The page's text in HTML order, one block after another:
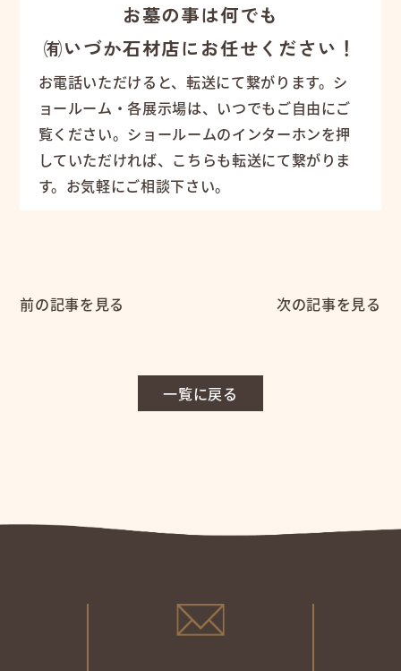
お墓の事は何でも
㈲いづか石材店にお任せください！
お電話いただけると、転送にて繋がります。シ
ョールーム・各展示場は、いつでもご自由にご
覧ください。ショールームのインターホンを押
していただければ、こちらも転送にて繋がりま
す。お気軽にご相談下さい。
前の記事を見る
一覧に戻る
次の記事を見る